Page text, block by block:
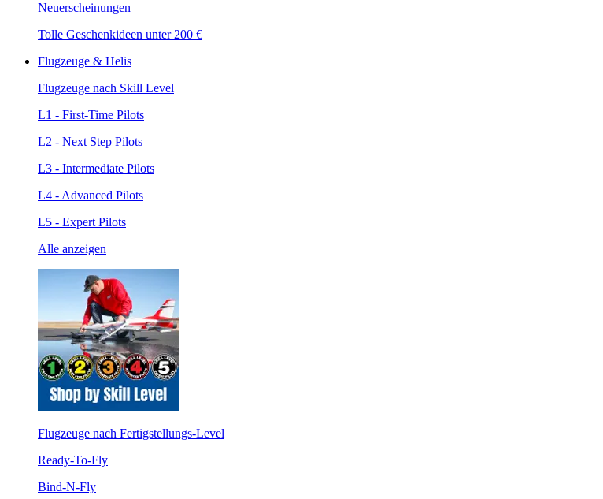
Neuerscheinungen
Tolle Geschenkideen unter 200 €
Flugzeuge & Helis
Flugzeuge nach Skill Level
L1 - First-Time Pilots
L2 - Next Step Pilots
L3 - Intermediate Pilots
L4 - Advanced Pilots
L5 - Expert Pilots
Alle anzeigen
Flugzeuge nach Fertigstellungs-Level
Ready-To-Fly
Bind-N-Fly